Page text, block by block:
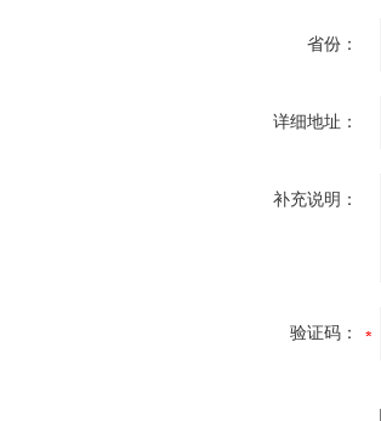
省份：
详细地址：
补充说明：
验证码：